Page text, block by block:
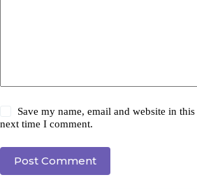
Save my name, email and website in
next time I comment.
Post Comment